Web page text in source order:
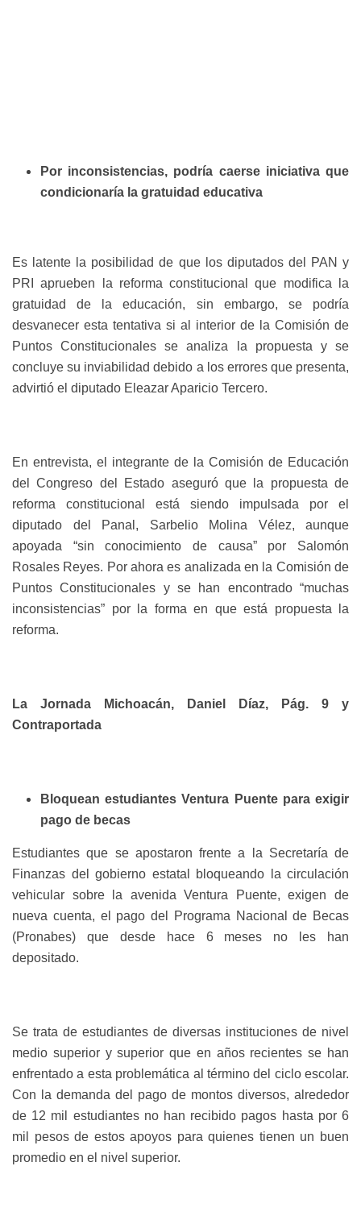
Por inconsistencias, podría caerse iniciativa que
condicionaría la gratuidad educativa
Es latente la posibilidad de que los diputados del PAN y
PRI aprueben la reforma constitucional que modifica la
gratuidad de la educación, sin embargo, se podría
desvanecer esta tentativa si al interior de la Comisión de
Puntos Constitucionales se analiza la propuesta y se
concluye su inviabilidad debido a los errores que presenta,
advirtió el diputado Eleazar Aparicio Tercero.
En entrevista, el integrante de la Comisión de Educación
del Congreso del Estado aseguró que la propuesta de
reforma constitucional está siendo impulsada por el
diputado del Panal, Sarbelio Molina Vélez, aunque
apoyada “sin conocimiento de causa” por Salomón
Rosales Reyes. Por ahora es analizada en la Comisión de
Puntos Constitucionales y se han encontrado “muchas
inconsistencias” por la forma en que está propuesta la
reforma.
La Jornada Michoacán, Daniel Díaz, Pág. 9 y
Contraportada
Bloquean estudiantes Ventura Puente para exigir
pago de becas
Estudiantes que se apostaron frente a la Secretaría de
Finanzas del gobierno estatal bloqueando la circulación
vehicular sobre la avenida Ventura Puente, exigen de
nueva cuenta, el pago del Programa Nacional de Becas
(Pronabes) que desde hace 6 meses no les han
depositado.
Se trata de estudiantes de diversas instituciones de nivel
medio superior y superior que en años recientes se han
enfrentado a esta problemática al término del ciclo escolar.
Con la demanda del pago de montos diversos, alrededor
de 12 mil estudiantes no han recibido pagos hasta por 6
mil pesos de estos apoyos para quienes tienen un buen
promedio en el nivel superior.